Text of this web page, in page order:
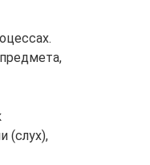
(слух),